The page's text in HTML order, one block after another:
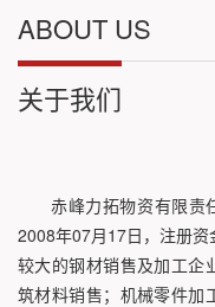
ABOUT US
关于我们
赤峰力拓物资有限责
2008年07月17日，注册
较大的钢材销售及加工企
筑材料销售；机械零件加